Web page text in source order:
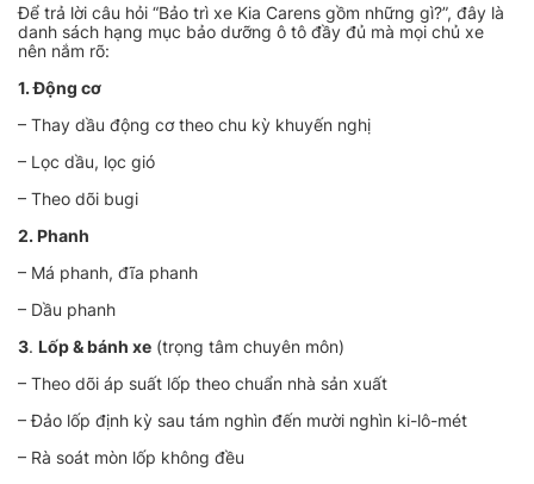
Để trả lời câu hỏi “Bảo trì xe Kia Carens gồm những gì?”, đây là
danh sách hạng mục bảo dưỡng ô tô đầy đủ mà mọi chủ xe
nên nắm rõ:
1. Động cơ
– Thay dầu động cơ theo chu kỳ khuyến nghị
– Lọc dầu, lọc gió
– Theo dõi bugi
2. Phanh
– Má phanh, đĩa phanh
– Dầu phanh
3. Lốp & bánh xe (trọng tâm chuyên môn)
– Theo dõi áp suất lốp theo chuẩn nhà sản xuất
– Đảo lốp định kỳ sau tám nghìn đến mười nghìn ki-lô-mét
– Rà soát mòn lốp không đều